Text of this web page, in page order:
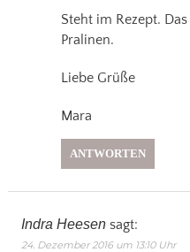
Steht im Rezept.
Pralinen.
Liebe Grüße
Mara
ANTWORTEN
Indra Heesen sagt:
24. Dezember 2016 um 13:10 Uhr